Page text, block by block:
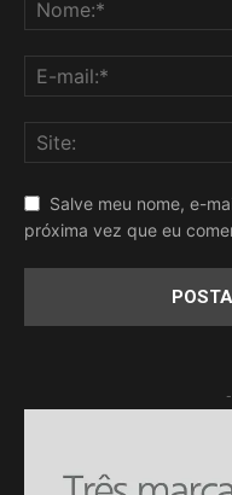
Salve meu nome, e-
próxima vez que eu